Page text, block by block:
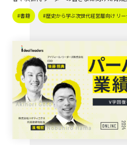
#書籍 #歴史から学ぶ次世代経営層向け リ